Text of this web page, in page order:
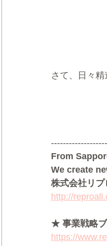
さて、日々精
From
We create
株式会社リプ
http://
★ 事業戦略
https://